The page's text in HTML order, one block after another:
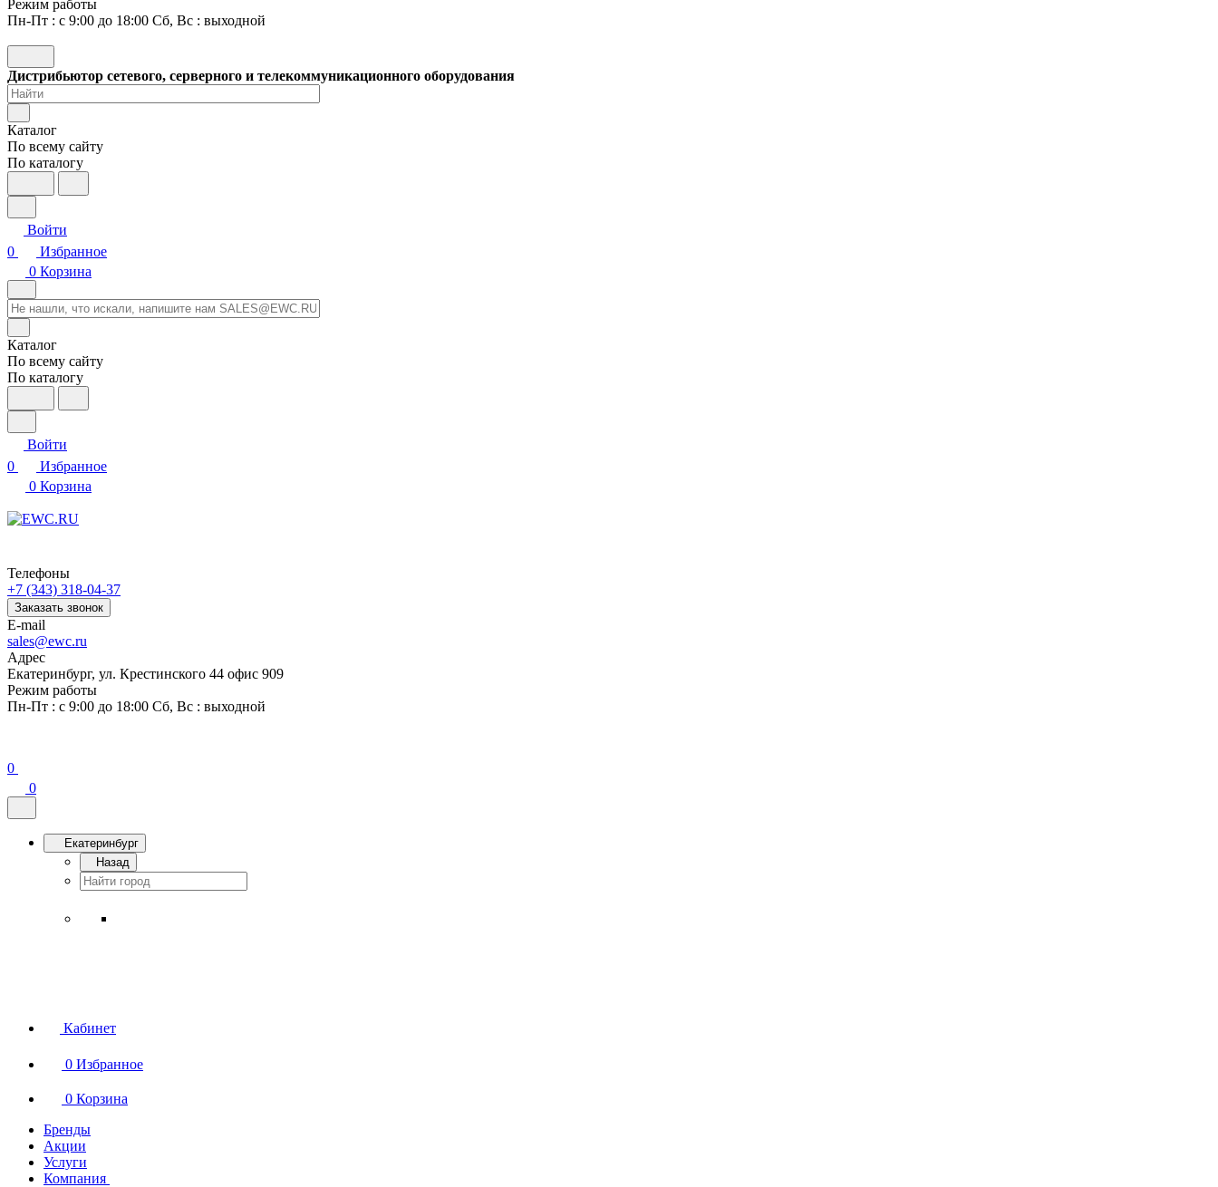
Режим работы
Пн-Пт : с 9:00 до 18:00 Сб, Вс : выходной
Дистрибьютор сетевого, серверного и телекоммуникационного оборудования
Каталог
По всему сайту
По каталогу
Войти
0
Избранное
0 Корзина
Каталог
По всему сайту
По каталогу
Войти
0
Избранное
0 Корзина
Телефоны
+7 (343) 318-04-37
Заказать звонок
E-mail
sales@ewc.ru
Адрес
Екатеринбург, ул. Крестинского 44 офис 909
Режим работы
Пн-Пт : с 9:00 до 18:00 Сб, Вс : выходной
0
0
Екатеринбург
Назад
Кабинет
0 Избранное
0 Корзина
Бренды
Акции
Услуги
Компания